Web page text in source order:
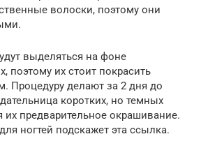
волоски, поэтому они
выделяться на фоне
поэтому их стоит покрасить
Процедуру делают за 2 дня до
коротких, но темных
их предварительное окрашивание.
ногтей подскажет эта ссылка.